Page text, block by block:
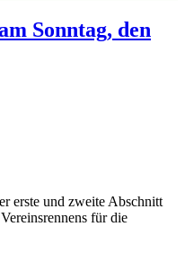
Sonntag, den
erste und zweite Abschnitt
für die